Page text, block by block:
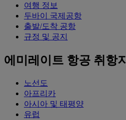
여행 정보
두바이 국제공항
출발/도착 공항
규정 및 공지
에미레이트 항공 취항지
노선도
아프리카
아시아 및 태평양
유럽